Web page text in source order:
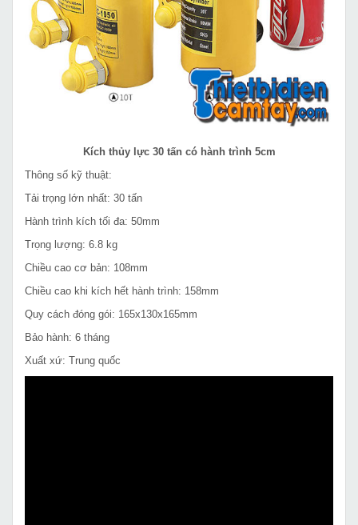
Kích thủy lực 30 tấn có hành trình 5cm
Thông số kỹ thuật:
Tải trọng lớn nhất: 30 tấn
Hành trình kích tối đa: 50mm
Trọng lượng: 6.8 kg
Chiều cao cơ bản: 108mm
Chiều cao khi kích hết hành trình: 158mm
Quy cách đóng gói: 165x130x165mm
Bảo hành: 6 tháng
Xuất xứ: Trung quốc